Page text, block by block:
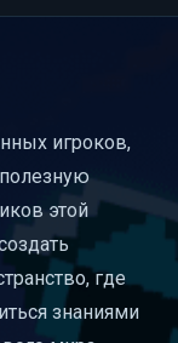
игроков,
этой
где
знаниями